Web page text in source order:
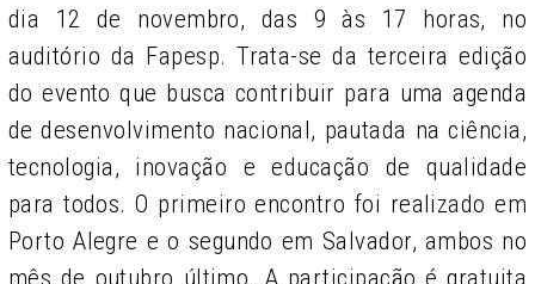
dia 12 de novembro, das 9 às 17 horas, no
auditório da Fapesp. Trata-se da terceira edição
do evento que busca contribuir para uma agenda
de desenvolvimento nacional, pautada na ciência,
tecnologia, inovação e educação de qualidade
para todos. O primeiro encontro foi realizado em
Porto Alegre e o segundo em Salvador, ambos no
mês de outubro último. A participação é gratuita